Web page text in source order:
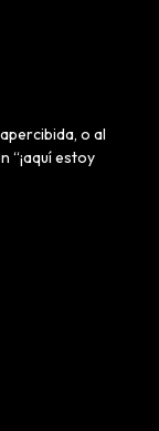
o al
“¡aquí estoy